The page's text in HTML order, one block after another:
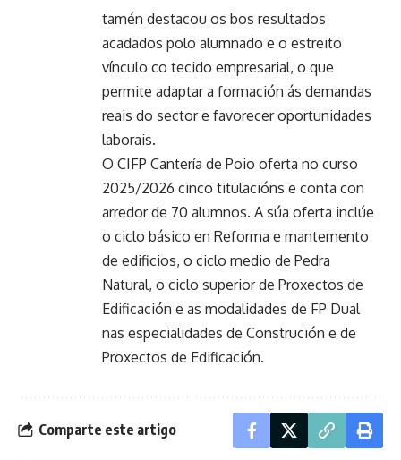
tamén destacou os bos resultados
acadados polo alumnado e o estreito
vínculo co tecido empresarial, o que
permite adaptar a formación ás demandas
reais do sector e favorecer oportunidades
laborais.
O CIFP Cantería de Poio oferta no curso
2025/2026 cinco titulacións e conta con
arredor de 70 alumnos. A súa oferta inclúe
o ciclo básico en Reforma e mantemento
de edificios, o ciclo medio de Pedra
Natural, o ciclo superior de Proxectos de
Edificación e as modalidades de FP Dual
nas especialidades de Construción e de
Proxectos de Edificación.
Comparte este artigo